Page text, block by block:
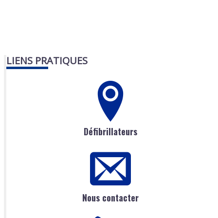
LIENS PRATIQUES
Défibrillateurs
Nous contacter